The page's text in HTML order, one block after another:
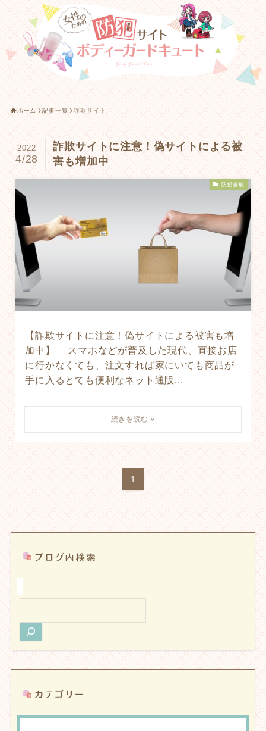
ホーム 記事一覧 詐欺サイト
詐欺サイトに注意！偽サイトによる被
害も増加中
2022
4/28
防犯全般
【詐欺サイトに注意！偽サイトによる被害も増
加中】 スマホなどが普及した現代、直接お店
に行かなくても、注文すれば家にいても商品が
手に入るとても便利なネット通販...
1
索